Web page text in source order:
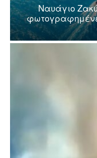
Ναυάγιο